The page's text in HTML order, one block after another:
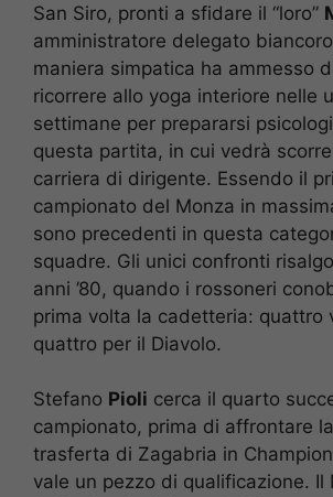
San Siro, pronti a sfidare il “loro”
amministratore delegato
maniera simpatica ha ammesso
ricorrere allo yoga interiore nelle
settimane per prepararsi
questa partita, in cui vedrà
carriera di dirigente. Essendo il
campionato del Monza in
sono precedenti in questa
squadre. Gli unici confronti
anni ’80, quando i rossoneri
prima volta la cadetteria: quattro
quattro per il Diavolo.
Stefano Pioli cerca il quarto
campionato, prima di affrontare
trasferta di Zagabria in
vale un pezzo di qualificazione. Il